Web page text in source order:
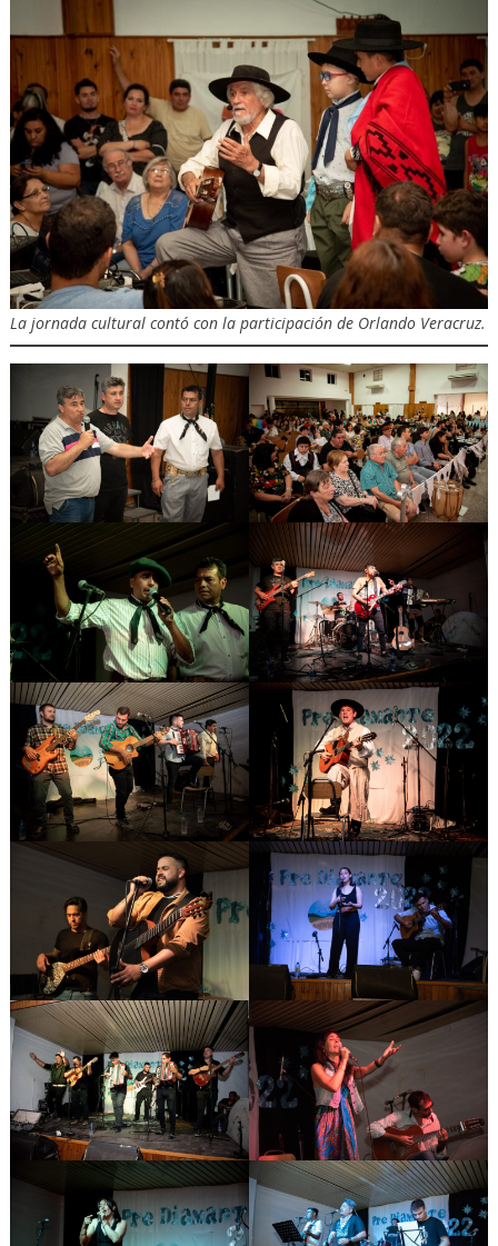
La jornada cultural contó con la participación de Orlando Veracruz.